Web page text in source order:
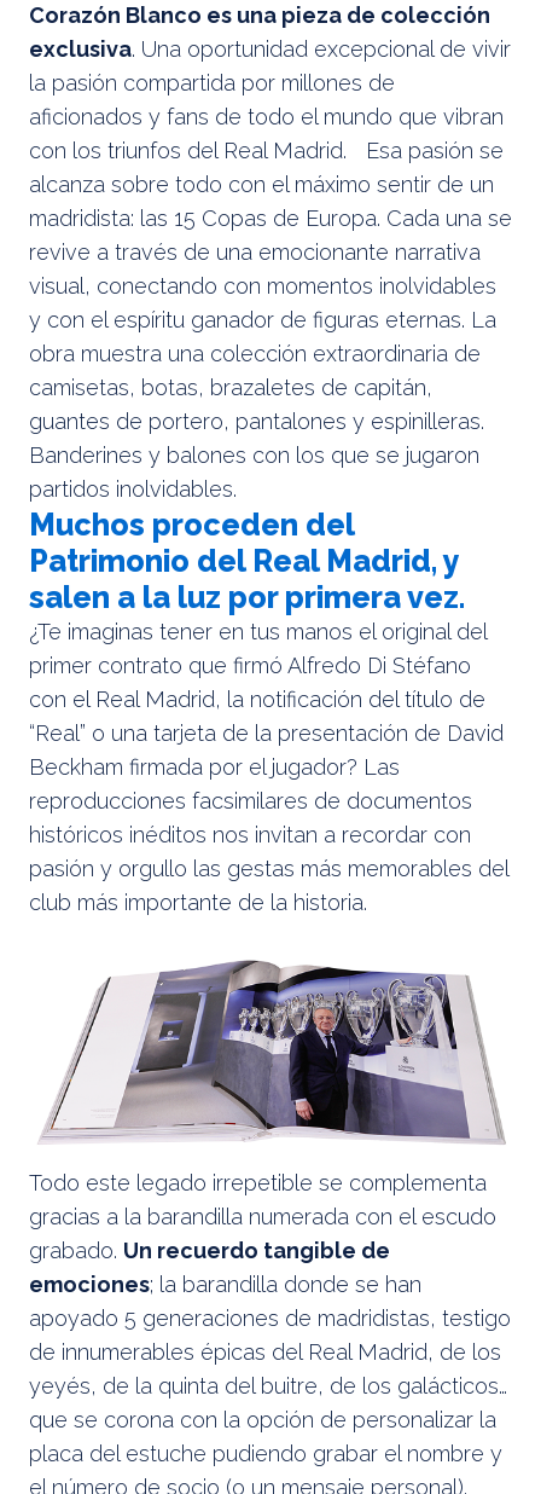
Corazón Blanco es una pieza de colección
exclusiva. Una oportunidad excepcional de vivir
la pasión compartida por millones de
aficionados y fans de todo el mundo que vibran
con los triunfos del Real Madrid. Esa pasión se
alcanza sobre todo con el máximo sentir de un
madridista: las 15 Copas de Europa. Cada una se
revive a través de una emocionante narrativa
visual, conectando con momentos inolvidables
y con el espíritu ganador de figuras eternas. La
obra muestra una colección extraordinaria de
camisetas, botas, brazaletes de capitán,
guantes de portero, pantalones y espinilleras.
Banderines y balones con los que se jugaron
partidos inolvidables.
Muchos proceden del
Patrimonio del Real Madrid, y
salen a la luz por primera vez.
¿Te imaginas tener en tus manos el original del
primer contrato que firmó Alfredo Di Stéfano
con el Real Madrid, la notificación del título de
“Real” o una tarjeta de la presentación de David
Beckham firmada por el jugador? Las
reproducciones facsimilares de documentos
históricos inéditos nos invitan a recordar con
pasión y orgullo las gestas más memorables del
club más importante de la historia.
Todo este legado irrepetible se complementa
gracias a la barandilla numerada con el escudo
grabado. Un recuerdo tangible de
emociones; la barandilla donde se han
apoyado 5 generaciones de madridistas, testigo
de innumerables épicas del Real Madrid, de los
yeyés, de la quinta del buitre, de los galácticos…
que se corona con la opción de personalizar la
placa del estuche pudiendo grabar el nombre y
el número de socio (o un mensaje personal).